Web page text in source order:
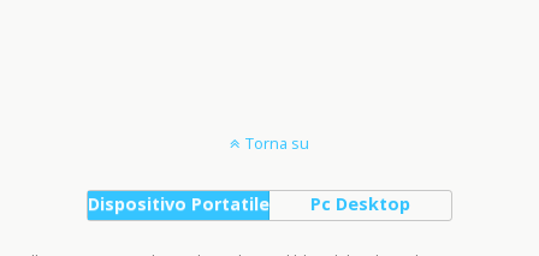
Torna su
Dispositivo Portatile Pc Desktop